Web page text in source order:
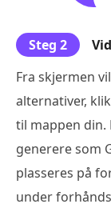
Steg 2
Fra skjermen
alternativer,
til mappen din.
generere som
plasseres på
under